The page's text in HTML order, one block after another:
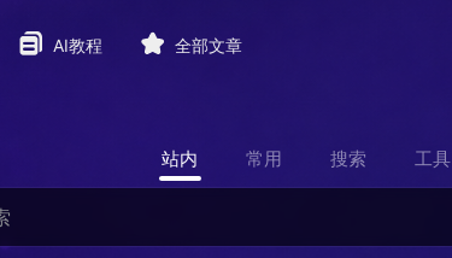
AI教程 全部文章
站内 常用 搜索 工具